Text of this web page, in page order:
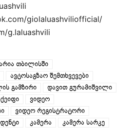
giolaluashviliofficial/
g.laluashvili
თბილისში
ავტოსაგზაო შემთხვევები
გამზირი
დავით გურამიშვილი
ვიდეო
ვიდეო რეგისტრატორი
კამერა
კამერა სარკე